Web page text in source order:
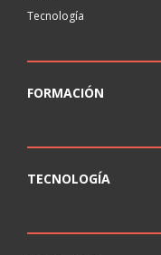
Tecnología
FORMACIÓN
TECNOLOGÍA